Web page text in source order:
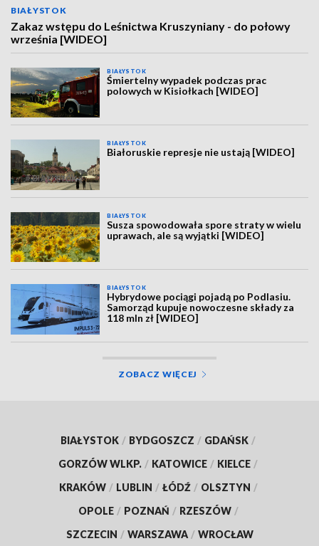
BIAŁYSTOK
Zakaz wstępu do Leśnictwa Kruszyniany - do połowy
września [WIDEO]
BIAŁYSTOK
Śmiertelny wypadek podczas prac
polowych w Kisiołkach [WIDEO]
BIAŁYSTOK
Białoruskie represje nie ustają [WIDEO]
BIAŁYSTOK
Susza spowodowała spore straty w wielu
uprawach, ale są wyjątki [WIDEO]
BIAŁYSTOK
Hybrydowe pociągi pojadą po Podlasiu.
Samorząd kupuje nowoczesne składy za
118 mln zł [WIDEO]
ZOBACZ WIĘCEJ
BIAŁYSTOK / BYDGOSZCZ / GDAŃSK /
GORZÓW WLKP. / KATOWICE / KIELCE /
KRAKÓW / LUBLIN / ŁÓDŹ / OLSZTYN /
OPOLE / POZNAŃ / RZESZÓW /
SZCZECIN / WARSZAWA / WROCŁAW